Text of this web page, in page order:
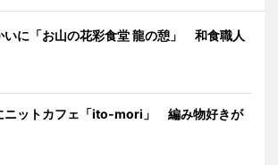
いに「お山の花彩食堂 龍の憩」 和食職人
ニットカフェ「ito-mori」 編み物好きが